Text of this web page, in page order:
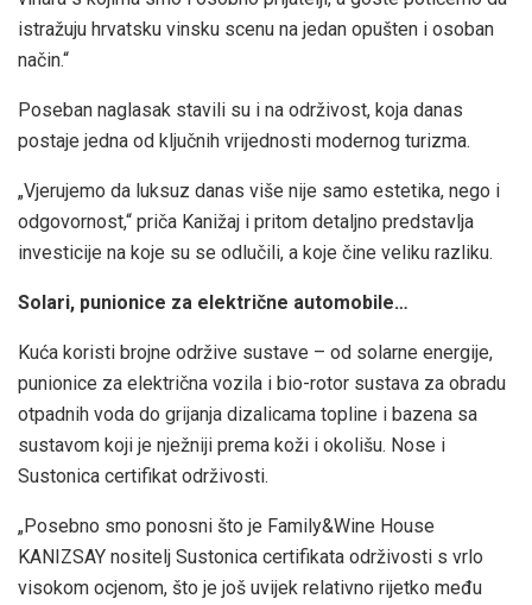
istražuju hrvatsku vinsku scenu na jedan opušten i osoban
način.“
Poseban naglasak stavili su i na održivost, koja danas
postaje jedna od ključnih vrijednosti modernog turizma.
„Vjerujemo da luksuz danas više nije samo estetika, nego i
odgovornost,“ priča Kanižaj i pritom detaljno predstavlja
investicije na koje su se odlučili, a koje čine veliku razliku.
Solari, punionice za električne automobile…
Kuća koristi brojne održive sustave – od solarne energije,
punionice za električna vozila i bio-rotor sustava za obradu
otpadnih voda do grijanja dizalicama topline i bazena sa
sustavom koji je nježniji prema koži i okolišu. Nose i
Sustonica certifikat održivosti.
„Posebno smo ponosni što je Family&Wine House
KANIZSAY nositelj Sustonica certifikata održivosti s vrlo
visokom ocjenom, što je još uvijek relativno rijetko među